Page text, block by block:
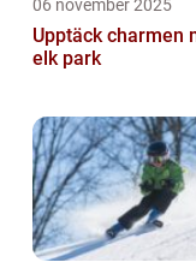
06 november 2025
Upptäck charmen
elk park